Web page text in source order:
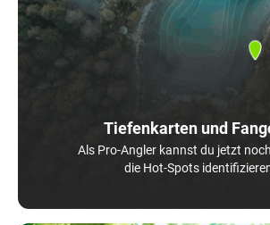
Tiefenkarten und
Als Pro-Angler kannst du jetzt
die Hot-Spots